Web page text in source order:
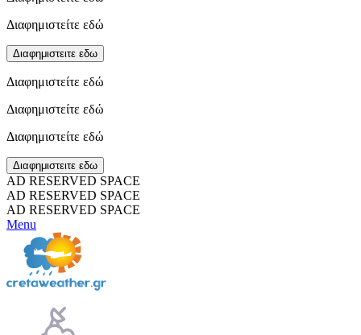
Διαφημιστείτε εδώ
Διαφημιστειτε εδω
Διαφημιστείτε εδώ
Διαφημιστείτε εδώ
Διαφημιστείτε εδώ
Διαφημιστειτε εδω
AD RESERVED SPACE
AD RESERVED SPACE
AD RESERVED SPACE
Menu